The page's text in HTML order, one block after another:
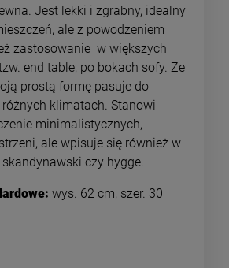
Jest lekki i zgrabny, idealny
ale z powodzeniem
zastosowanie w większych
end table, po bokach sofy. Ze
prostą formę pasuje do
klimatach. Stanowi
minimalistycznych,
ale wpisuje się również w
czy hygge.
wys. 62 cm, szer. 30